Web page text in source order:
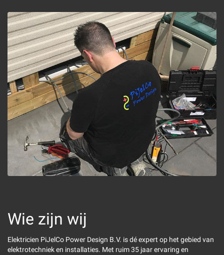
Wie zijn wij
Elektricien PiJelCo Power Design B.V. is dé expert op het gebied van
elektrotechniek en installaties. Met ruim 35 jaar ervaring en